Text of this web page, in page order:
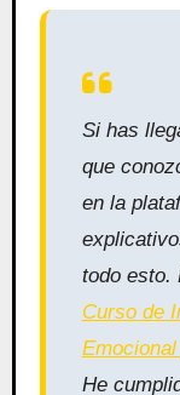
Si has
que
en la
todo esto.
Curso de
He